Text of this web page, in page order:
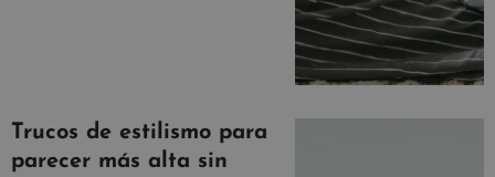
Trucos de estilismo para
parecer más alta sin